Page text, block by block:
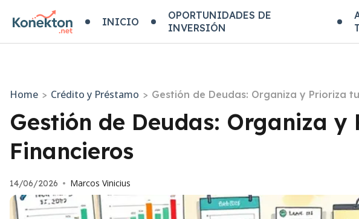
INICIO
OPORTUNIDADES DE
INVERSIÓN
Home > Crédito y Préstamo > Gestión de Deudas: Organiza y Prioriza
Gestión de Deudas: Organiza
Financieros
14/06/2026 • Marcos Vinicius